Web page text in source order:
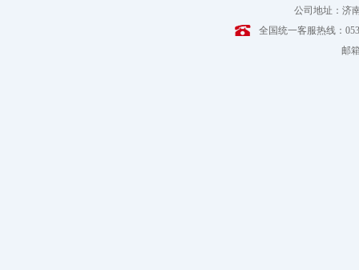
公司地址：济
全国统一客服热线：
邮